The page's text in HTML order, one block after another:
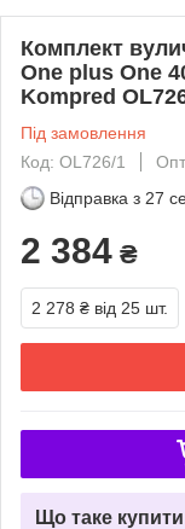
Комплект
One plus One
Kompred
Під замовлення
Код: OL726/1
Опт
Відправка з 27
2 384 ₴
2 278 ₴ від 25 шт.
Що таке